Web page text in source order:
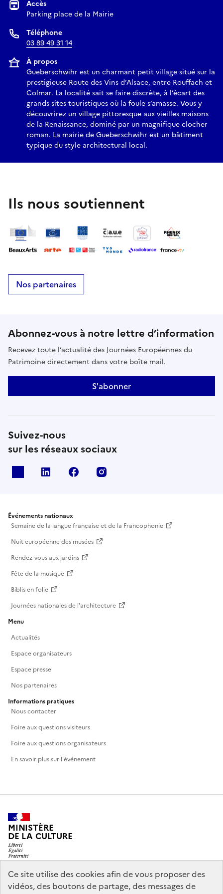
Ce site utilise des cookies afin de vous proposer des
vidéos, des boutons de partage, des messages de
III) A la découverte des enjeux juridiques et économiques
Militantisme de Marcel Metzler : Casser le lien entre foie
gras et gavage forcé pour le bien-être animal,
Enjeux juridiques, sanitaires et exploitations avicoles avec
Hubert Ott, Député de la 2ème circonscription.
Accès
Parking place de la Mairie
Téléphone
03 89 49 31 14
À propos
Gueberschwihr est un charmant petit village situé sur la
prestigieuse Route des Vins d’Alsace, entre Rouffach et
Colmar. La localité sait se faire discrète, à l’écart des
grands sites touristiques où la foule s’amasse. Vous y
découvrirez un village pittoresque aux vieilles maisons
de la Renaissance, dominé par un magnifique clocher
roman. La mairie de Gueberschwihr est un bâtiment
typique du style architectural local.
Ils nous soutiennent
Nos partenaires
Abonnez-vous à notre lettre d’information
Recevez toute l’actualité des Journées Européennes du
Patrimoine directement dans votre boîte mail.
S'abonner
Suivez-nous
sur les réseaux sociaux
Linkedin Facebook
Événements nationaux
Semaine de la langue française et de la Francophonie
Nuit européenne des musées
Rendez-vous aux jardins
Fête de la musique
Biblis en folie
Journées nationales de l'architecture
Menu
Actualités
Espace organisateurs
Espace presse
Nos partenaires
Informations pratiques
Nous contacter
Foire aux questions visiteurs
Foire aux questions organisateurs
En savoir plus sur l'événement
MINISTÈRE
DE LA CULTURE
legifrance.gouv.fr info.gouv.fr